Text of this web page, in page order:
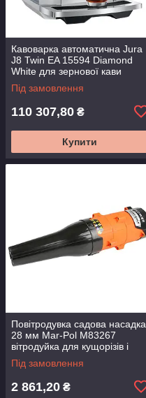
Кавоварка автоматична Jura
J8 Twin EA 15594 Diamond
White для зернової кави
Під замовлення
110 307,80 ₴
Купити
Повітродувка садова насадка
28 мм Mar-Pol M83267
вітродуйка для кущорізів і
тримерів
Під замовлення
2 861,20 ₴